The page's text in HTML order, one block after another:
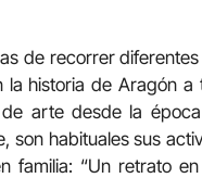
de recorrer
historia de Aragón
arte desde la
son habituales sus
familia: “Un retrato